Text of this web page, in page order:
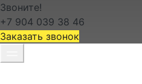
Звоните!
+7 904 039 38 46
Заказать звонок